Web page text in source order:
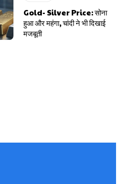
Gold- Silver Price: सोना
हुआ और महंगा, चांदी ने भी दिखाई
मजबूती